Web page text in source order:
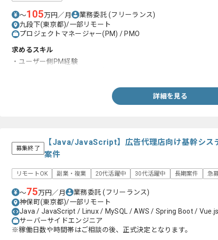
〜105万円／月 業務委託(フリーランス)
九段下(東京都)/一部リモート
プロジェクトマネージャー(PM) / PMO
求めるスキル
・ユーザー側PM経験
詳細を見る
募集終了
【Java/JavaScript】広告代理店向け基幹シス
案件
リモートOK 副業・複業 20代活躍中 30代活躍中 長期案件 急
〜75万円／月 業務委託(フリーランス)
神保町(東京都)/一部リモート
Java / JavaScript / Linux / MySQL / AWS / Spring Boot /
サーバーサイドエンジニア
※稼働日数や時間帯はご相談の後、正式決定となります。